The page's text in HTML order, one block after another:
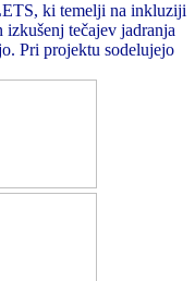
ki temelji na inkluziji
izkušenj tečajev jadranja
Pri projektu sodelujejo